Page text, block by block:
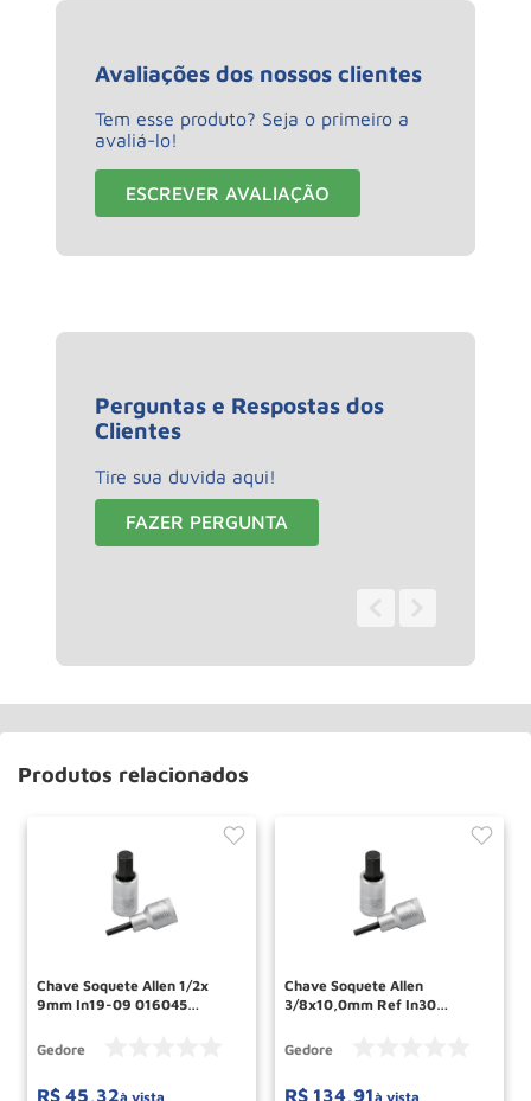
Avaliações dos nossos clientes
Tem esse produto? Seja o primeiro a
avaliá-lo!
ESCREVER AVALIAÇÃO
Perguntas e Respostas dos
Clientes
Tire sua duvida aqui!
FAZER PERGUNTA
Produtos relacionados
Chave Soquete Allen 1/2x
9mm In19-09 016045
Gedore
R$ 45,32à vista
Chave Soquete Allen
3/8x10,0mm Ref In30
Gedore
R$ 134,91à vista